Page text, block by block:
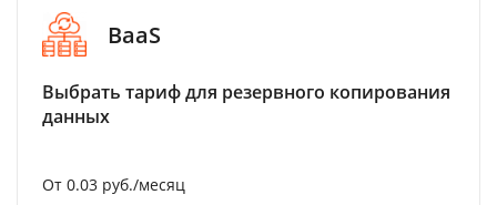
BaaS
Выбрать тариф для резервного копирования
данных
От 0.03 руб./месяц